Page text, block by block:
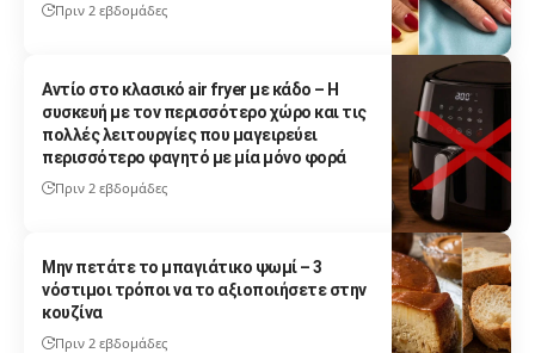
Πριν 2 εβδομάδες
Αντίο στο κλασικό air fryer με κάδο – Η
συσκευή με τον περισσότερο χώρο και τις
πολλές λειτουργίες που μαγειρεύει
περισσότερο φαγητό με μία μόνο φορά
Πριν 2 εβδομάδες
Μην πετάτε το μπαγιάτικο ψωμί – 3
νόστιμοι τρόποι να το αξιοποιήσετε στην
κουζίνα
Πριν 2 εβδομάδες